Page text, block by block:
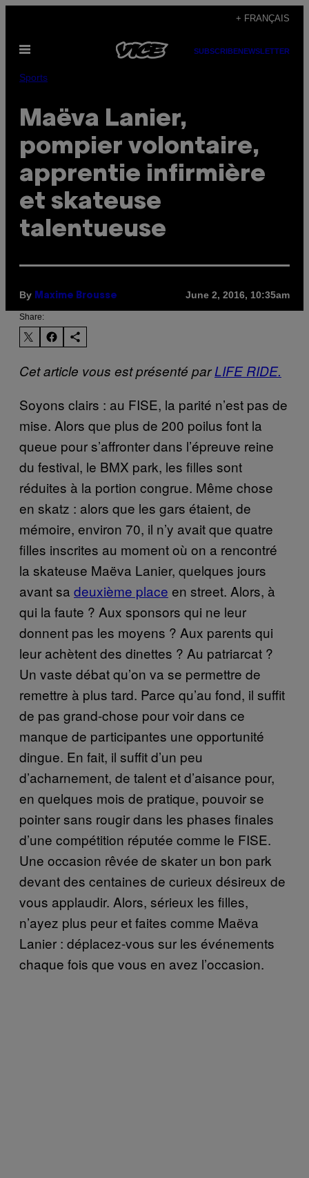
content
+ FRANÇAIS
Open
SUBSCRIBENEWSLETTER
Sports
Maëva Lanier,
pompier volontaire,
apprentie infirmière
et skateuse
talentueuse
By Maxime Brousse June 2, 2016, 10:35am
Share:
Cet article vous est présenté parLIFE RIDE.
Soyons clairs : au FISE, la parité n’est pas de
mise. Alors que plus de 200 poilus font la
queue pour s’affronter dans l’épreuve reine
du festival, le BMX park, les filles sont
réduites à la portion congrue. Même chose
en skatz : alors que les gars étaient, de
mémoire, environ 70, il n’y avait que quatre
filles inscrites au moment où on a rencontré
la skateuse Maëva Lanier, quelques jours
avant sa deuxième place en street. Alors, à
qui la faute ? Aux sponsors qui ne leur
donnent pas les moyens ? Aux parents qui
leur achètent des dinettes ? Au patriarcat ?
Un vaste débat qu’on va se permettre de
remettre à plus tard. Parce qu’au fond, il suffit
de pas grand-chose pour voir dans ce
manque de participantes une opportunité
dingue. En fait, il suffit d’un peu
d’acharnement, de talent et d’aisance pour,
en quelques mois de pratique, pouvoir se
pointer sans rougir dans les phases finales
d’une compétition réputée comme le FISE.
Une occasion rêvée de skater un bon park
devant des centaines de curieux désireux de
vous applaudir. Alors, sérieux les filles,
n’ayez plus peur et faites comme Maëva
Lanier : déplacez-vous sur les événements
chaque fois que vous en avez l’occasion.